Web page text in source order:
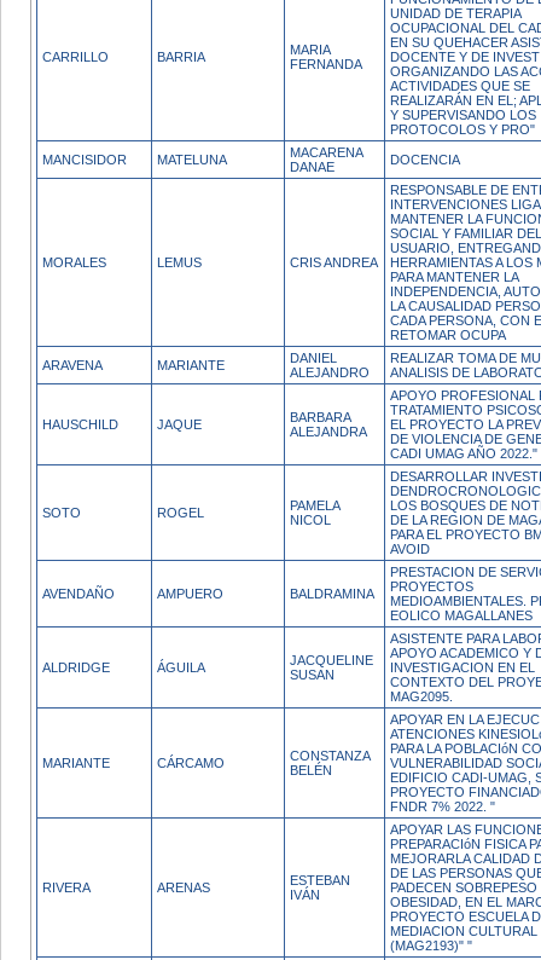
CARRILLO BARRIA
MARIA
FERNANDA
UNIDAD DE TERAPIA
OCUPACIONAL DEL
EN SU QUEHACER
DOCENTE Y DE
ORGANIZANDO LAS
ACTIVIDADES QUE SE
REALIZARÁN EN EL;
Y SUPERVISANDO LOS
PROTOCOLOS Y PRO"
MANCISIDOR MATELUNA
MACARENA
DANAE
DOCENCIA
MORALES LEMUS CRIS ANDREA
RESPONSABLE DE
INTERVENCIONES
MANTENER LA
SOCIAL Y FAMILIAR DEL
USUARIO,
HERRAMIENTAS A LOS
PARA MANTENER LA
INDEPENDENCIA,
LA CAUSALIDAD
CADA PERSONA, CON
RETOMAR OCUPA
ARAVENA MARIANTE
DANIEL
ALEJANDRO
REALIZAR TOMA DE
ANALISIS DE
HAUSCHILD JAQUE
BARBARA
ALEJANDRA
APOYO PROFESIONAL
TRATAMIENTO
EL PROYECTO LA
DE VIOLENCIA DE
CADI UMAG AÑO 2022."
SOTO ROGEL
PAMELA
NICOL
DESARROLLAR
LOS BOSQUES DE
DE LA REGION DE
PARA EL PROYECTO
AVOID
AVENDAÑO AMPUERO BALDRAMINA
PRESTACION DE
PROYECTOS
MEDIOAMBIENTALES.
EOLICO MAGALLANES
ALDRIDGE ÁGUILA
JACQUELINE
SUSAN
ASISTENTE PARA
APOYO ACADEMICO Y
INVESTIGACION EN EL
CONTEXTO DEL
MAG2095.
MARIANTE CÁRCAMO
CONSTANZA
BELÉN
APOYAR EN LA
ATENCIONES
PARA LA POBLACIóN
VULNERABILIDAD
EDIFICIO CADI-UMAG,
PROYECTO
FNDR 7% 2022. "
RIVERA ARENAS
ESTEBAN
IVÁN
APOYAR LAS
PREPARACIóN FISICA
MEJORARLA CALIDAD
DE LAS PERSONAS
PADECEN SOBREPESO
OBESIDAD, EN EL
PROYECTO ESCUELA
MEDIACION CULTURAL
(MAG2193)" "